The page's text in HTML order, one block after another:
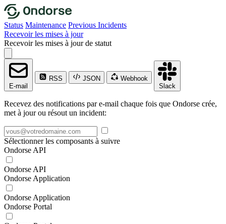
Status Maintenance Previous Incidents
Recevoir les mises à jour
Recevoir les mises à jour de statut
E-mail
RSS JSON
Webhook
Slack
Recevez des notifications par e-mail chaque fois que Ondorse crée,
met à jour ou résout un incident:
Sélectionner les composants à suivre
Ondorse API
Ondorse API
Ondorse Application
Ondorse Application
Ondorse Portal